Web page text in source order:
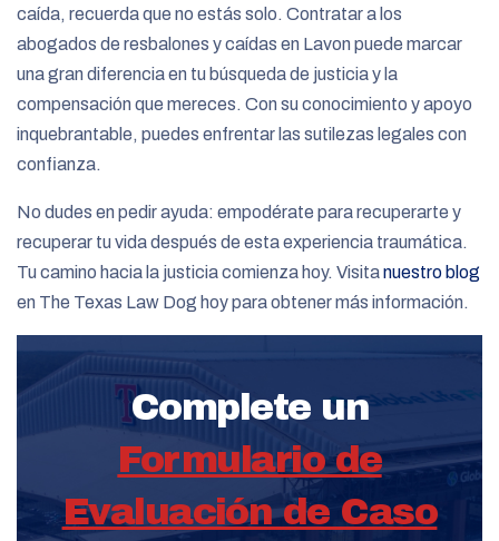
caída, recuerda que no estás solo. Contratar a los
abogados de resbalones y caídas en Lavon puede marcar
una gran diferencia en tu búsqueda de justicia y la
compensación que mereces. Con su conocimiento y apoyo
inquebrantable, puedes enfrentar las sutilezas legales con
confianza.
No dudes en pedir ayuda: empodérate para recuperarte y
recuperar tu vida después de esta experiencia traumática.
Tu camino hacia la justicia comienza hoy. Visitanuestro blog
en The Texas Law Dog hoy para obtener más información.
Complete un
Formulario de
Evaluación de Caso